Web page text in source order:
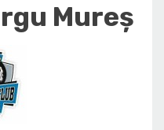
Mureș